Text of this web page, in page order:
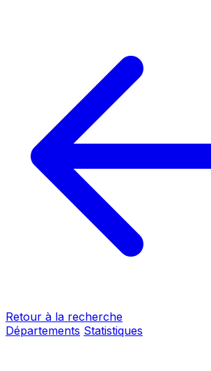
Retour à la recherche
Départements Statistiques